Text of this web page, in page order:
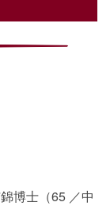
博士（65 ／中